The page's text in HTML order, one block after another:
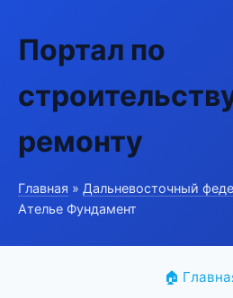
Портал по
ремонту
Главная » Дальневосточный
Ателье Фундамент
🏠